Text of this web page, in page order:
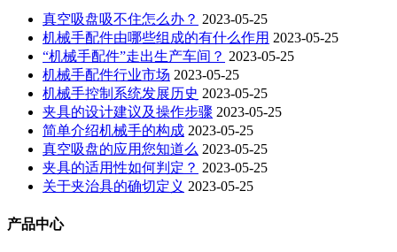
真空吸盘吸不住怎么办？ 2023-05-25
机械手配件由哪些组成的有什么作用 2023-05-25
“机械手配件”走出生产车间？ 2023-05-25
机械手配件行业市场 2023-05-25
机械手控制系统发展历史 2023-05-25
夹具的设计建议及操作步骤 2023-05-25
简单介绍机械手的构成 2023-05-25
真空吸盘的应用您知道么 2023-05-25
夹具的适用性如何判定？ 2023-05-25
关于夹治具的确切定义 2023-05-25
产品中心